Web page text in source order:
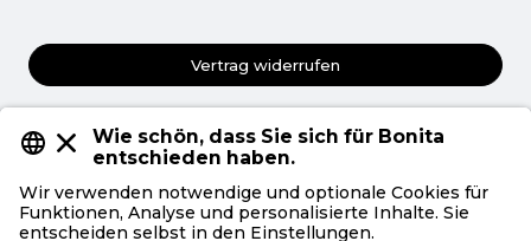
Vertrag widerrufen